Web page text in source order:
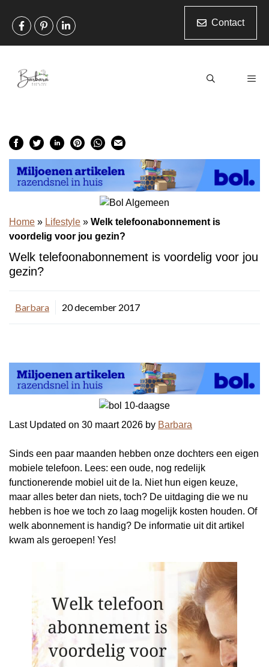
naar
Contact
Home » Lifestyle » Welk telefoonabonnement is
voordelig voor jou gezin?
Welk telefoonabonnement is voordelig voor jou
gezin?
Barbara 20 december 2017
Last Updated on 30 maart 2026 by Barbara
Sinds een paar maanden hebben onze dochters een eigen
mobiele telefoon. Lees: een oude, nog redelijk
functionerende mobiel uit de la. Niet hun eigen keuze,
maar alles beter dan niets, toch? De uitdaging die we nu
hebben is hoe we toch zo laag mogelijk kosten houden. Of
welk abonnement is handig? De informatie uit dit artikel
kwam als geroepen! Yes!